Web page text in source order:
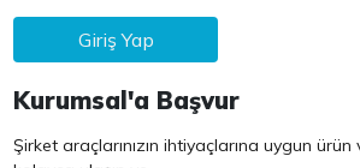
Giriş Yap
Kurumsal'a Başvur
Şirket araçlarınızın ihtiyaçlarına uygun